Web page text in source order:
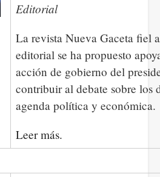
Editorial
La revista Nueva Gaceta fiel
editorial se ha propuesto
acción de gobierno del
contribuir al debate sobre los
agenda política y económica.
Leer más.